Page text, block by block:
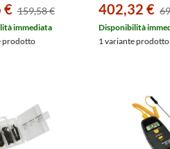
€ 159,58 €
immediata
prodotto
402,32 €
Disponibilità
1 variante prodotto